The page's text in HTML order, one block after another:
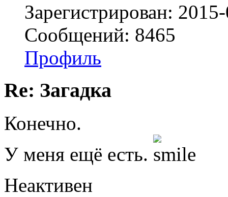
Зарегистрирован:
Сообщений: 8465
Профиль
Re: Загадка
Конечно.
У меня ещё есть.
Неактивен